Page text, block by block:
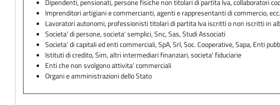
Dipendenti, pensionati, persone fisiche non titolari di partita Iva, collaboratori
Imprenditori artigiani e commercianti, agenti e rappresentanti di commercio, ecc.
Lavoratori autonomi, professionisti titolari di partita Iva iscritti o non iscritti in
Societa' di persone, societa' semplici, Snc, Sas, Studi Associati
Societa' di capitali ed enti commerciali, SpA, Srl, Soc. Cooperative, Sapa, Enti
Istituti di credito, Sim, altri intermediari finanziari, societa' fiduciarie
Enti che non svolgono attivita' commerciali
Organi e amministrazioni dello Stato